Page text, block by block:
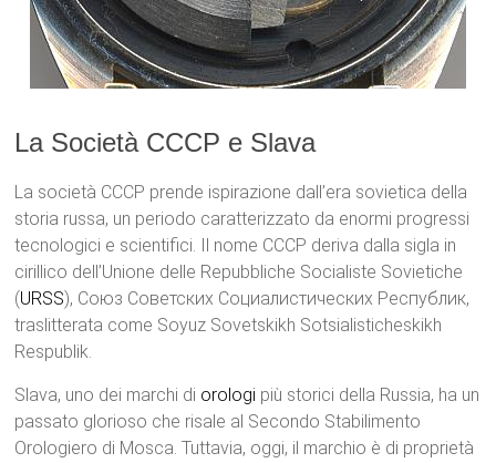
La Società CCCP e Slava
La società CCCP prende ispirazione dall’era sovietica della
storia russa, un periodo caratterizzato da enormi progressi
tecnologici e scientifici. Il nome CCCP deriva dalla sigla in
cirillico dell’Unione delle Repubbliche Socialiste Sovietiche
(URSS), Союз Советских Социалистических Республик,
traslitterata come Soyuz Sovetskikh Sotsialisticheskikh
Respublik.
Slava, uno dei marchi di orologi più storici della Russia, ha un
passato glorioso che risale al Secondo Stabilimento
Orologiero di Mosca. Tuttavia, oggi, il marchio è di proprietà